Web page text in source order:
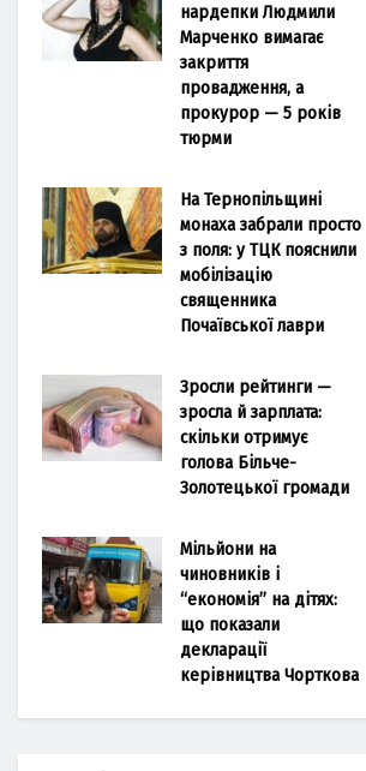
нардепки Людмили
Марченко вимагає
закриття
провадження, а
прокурор — 5 років
тюрми
На Тернопільщині
монаха забрали просто
з поля: у ТЦК пояснили
мобілізацію
священника
Почаївської лаври
Зросли рейтинги —
зросла й зарплата:
скільки отримує
голова Більче-
Золотецької громади
Мільйони на
чиновників і
“економія” на дітях:
що показали
декларації
керівництва Чорткова